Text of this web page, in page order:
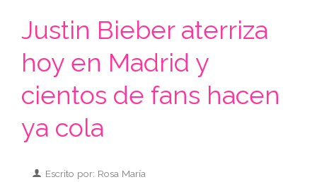
Justin Bieber aterriza
hoy en Madrid y
cientos de fans hacen
ya cola
Escrito por: Rosa María